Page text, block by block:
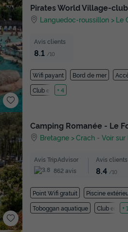
Pirates World Village-
Languedoc-roussillon Le
Avis clients
8.1 /10
Wifi payant Bord de mer
Club enfant
+ 4
Camping Romanée - Le
Bretagne Crach -Voir
Avis TripAdvisor
862 avis
Avis clients
8.4 /10
Point Wifi gratuit Piscine
Toboggan aquatique
Club enfant
+ 1